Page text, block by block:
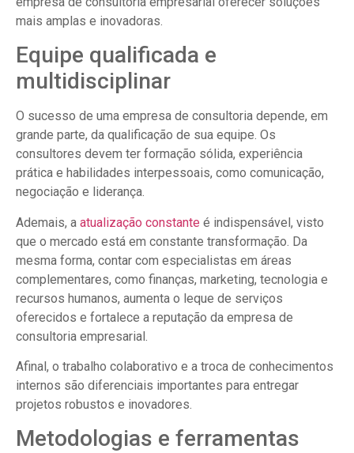
mais amplas e inovadoras.
Equipe qualificada e
multidisciplinar
O sucesso de uma empresa de consultoria depende, em
grande parte, da qualificação de sua equipe. Os
consultores devem ter formação sólida, experiência
prática e habilidades interpessoais, como comunicação,
negociação e liderança.
Ademais, a atualização constante é indispensável, visto
que o mercado está em constante transformação. Da
mesma forma, contar com especialistas em áreas
complementares, como finanças, marketing, tecnologia e
recursos humanos, aumenta o leque de serviços
oferecidos e fortalece a reputação da empresa de
consultoria empresarial.
Afinal, o trabalho colaborativo e a troca de conhecimentos
internos são diferenciais importantes para entregar
projetos robustos e inovadores.
Metodologias e ferramentas